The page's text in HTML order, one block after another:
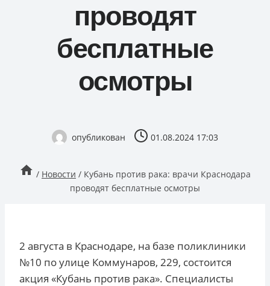
проводят
бесплатные
осмотры
опубликован 01.08.2024 17:03
/ Новости / Кубань против рака: врачи Краснодара
проводят бесплатные осмотры
2 августа в Краснодаре, на базе поликлиники
№10 по улице Коммунаров, 229, состоится
акция «Кубань против рака». Специалисты